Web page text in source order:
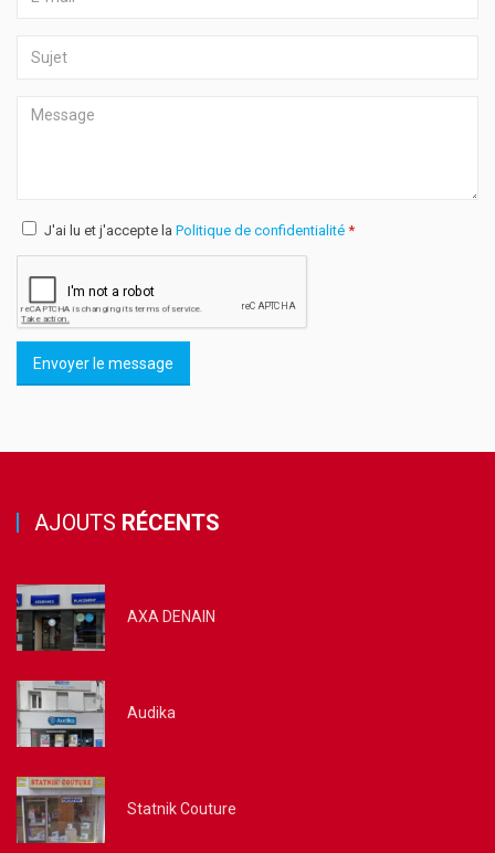
J'ai lu et j'accepte la Politique de confidentialité *
Envoyer le message
AJOUTS RÉCENTS
AXA DENAIN
Audika
Statnik Couture